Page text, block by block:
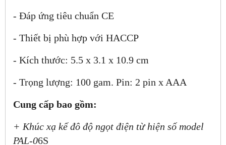
- Đáp ứng tiêu chuẩn CE
- Thiết bị phù hợp với HACCP
- Kích thước: 5.5 x 3.1 x 10.9 cm
- Trọng lượng: 100 gam. Pin: 2 pin x AAA
Cung cấp bao gồm:
+ Khúc xạ kế đô độ ngọt điện từ hiện số model
PAL-06S